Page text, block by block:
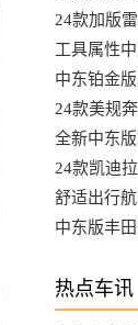
AMG港口
24款加版
升降马克
工具属性
LC76硬派
中东铂金
选到哪些
24款美规
口最具性
全新中东
口行情降
24款凯迪
最新行情
舒适出行
混动版天
中东版丰
热点车讯